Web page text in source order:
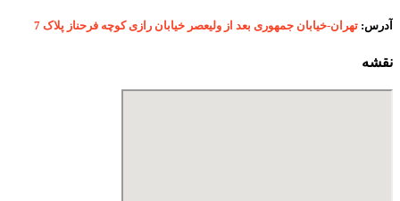
آدرس: تهران-خیابان جمهوری بعد از ولیعصر خیابان رازی کوچه فرحناز پلاک 7
نقشه